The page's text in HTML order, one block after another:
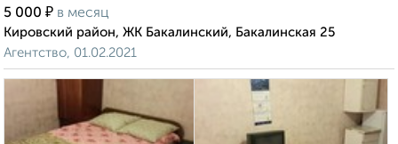
5 000 ₽ в месяц
Кировский район, ЖК Бакалинский, Бакалинская 25
Агентство, 01.02.2021